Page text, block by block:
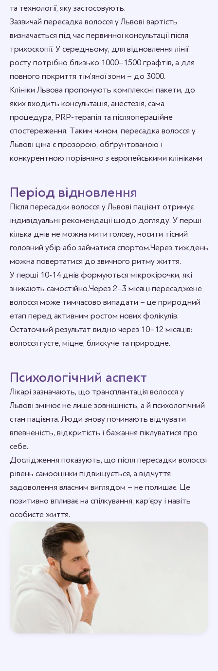
та технології, яку застосовують.
Зазвичай пересадка волосся у Львові вартість
визначається під час первинної консультації після
трихоскопії. У середньому, для відновлення лінії
росту потрібно близько 1000–1500 графтів, а для
повного покриття тім’яної зони – до 3000.
Клініки Львова пропонують комплексні пакети, до
яких входить консультація, анестезія, сама
процедура, PRP-терапія та післяопераційне
спостереження. Таким чином, пересадка волосся у
Львові ціна є прозорою, обґрунтованою і
конкурентною порівняно з європейськими клініками
Період відновлення
Після пересадки волосся у Львові пацієнт отримує
індивідуальні рекомендації щодо догляду. У перші
кілька днів не можна мити голову, носити тісний
головний убір або займатися спортом. Через тиждень
можна повертатися до звичного ритму життя.
У перші 10-14 днів формуються мікрокірочки, які
зникають самостійно. Через 2–3 місяці пересаджене
волосся може тимчасово випадати – це природний
етап перед активним ростом нових фолікулів.
Остаточний результат видно через 10–12 місяців:
волосся густе, міцне, блискуче та природне.
Психологічний аспект
Лікарі зазначають, що трансплантація волосся у
Львові змінює не лише зовнішність, а й психологічний
стан пацієнта. Люди знову починають відчувати
впевненість, відкритість і бажання піклуватися про
себе.
Дослідження показують, що після пересадки волосся
рівень самооцінки підвищується, а відчуття
задоволення власним виглядом – не полишає. Це
позитивно впливає на спілкування, кар’єру і навіть
особисте життя.